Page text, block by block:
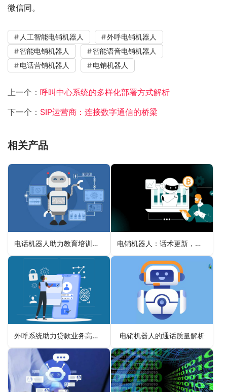
微信同。
人工智能电销机器人
外呼电销机器人
智能电销机器人
智能语音电销机器人
电话营销机器人
电销机器人
上一个： 呼叫中心系统的多样化部署方式解析
下一个： SIP运营商：连接数字通信的桥梁
相关产品
电话机器人助力教育培训招生的创新模式 电销机器人：话术更新，便捷高效引领销售新时代
外呼系统助力贷款业务高效精准营销的应用场景 电销机器人的通话质量解析